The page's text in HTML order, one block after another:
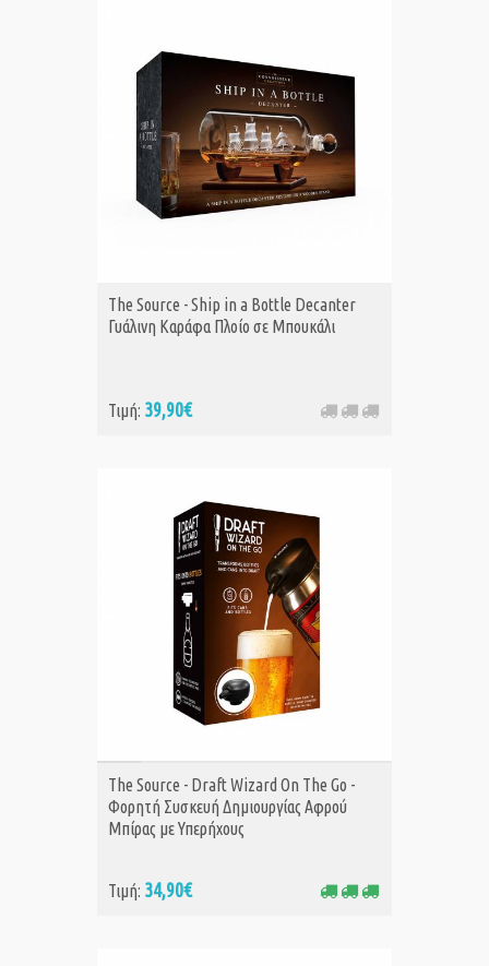
The Source - Ship in a Bottle Decanter
Γυάλινη Καράφα Πλοίο σε Μπουκάλι
Τιμή: 39,90€
ΑΓΟΡΑ
The Source - Draft Wizard On The Go -
Φορητή Συσκευή Δημιουργίας Αφρού
Μπίρας με Υπερήχους
Τιμή: 34,90€